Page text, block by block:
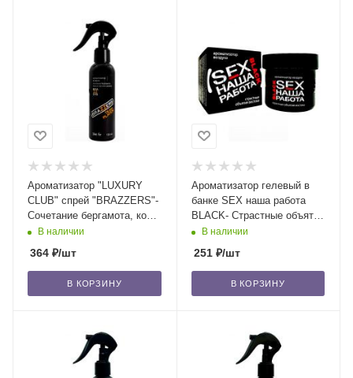
Ароматизатор "LUXURY
CLUB" спрей "BRAZZERS"-
Сочетание бергамота, кожи
и черного дерева/24
В наличии
364 ₽/шт
В КОРЗИНУ
Ароматизатор гелевый в
банке SEX наша работа
BLACK- Страстные объятия
востока/24
В наличии
251₽/шт
В КОРЗИНУ